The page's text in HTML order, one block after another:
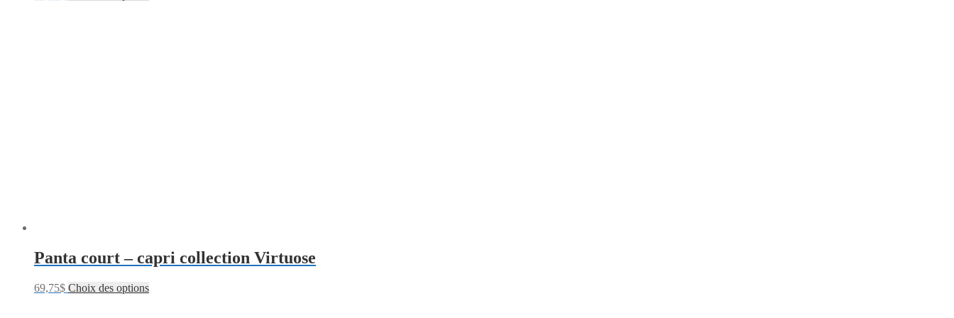
Panta court – capri collection Virtuose
69,75$ Choix des options